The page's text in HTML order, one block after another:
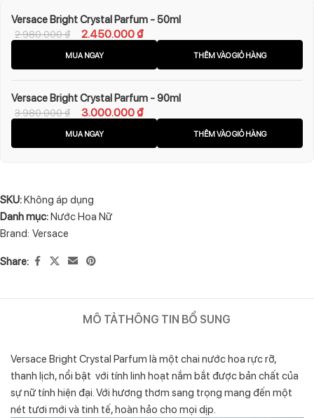
Versace Bright Crystal Parfum - 50ml
2.980.000₫ 2.450.000₫
MUA NGAY THÊM VÀO GIỎ HÀNG
Versace Bright Crystal Parfum - 90ml
3.980.000₫ 3.000.000₫
MUA NGAY THÊM VÀO GIỎ HÀNG
SKU:Không áp dụng
Danh mục:Nước Hoa Nữ
Brand: Versace
Share:
MÔ TẢTHÔNG TIN BỔ SUNG
Versace Bright Crystal Parfum là một chai nước hoa rực rỡ,
thanh lịch, nổi bật với tính linh hoạt nắm bắt được bản chất của
sự nữ tính hiện đại. Với hương thơm sang trọng mang đến một
nét tươi mới và tinh tế, hoàn hảo cho mọi dịp.